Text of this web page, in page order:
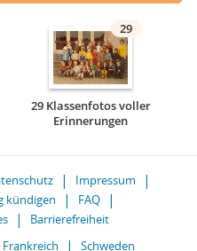
29
29 Klassenfotos voller
Erinnerungen
Impressum
kündigen
FAQ
Barrierefreiheit
Frankreich Schweden